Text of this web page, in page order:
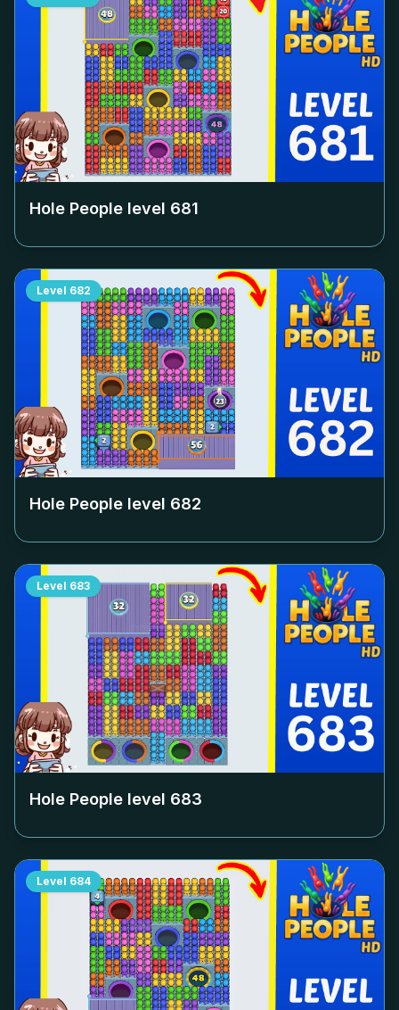
Hole People level 681
Level 682
Hole People level 682
Level 683
Hole People level 683
Level 684